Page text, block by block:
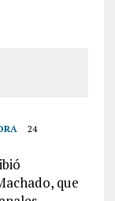
24
que